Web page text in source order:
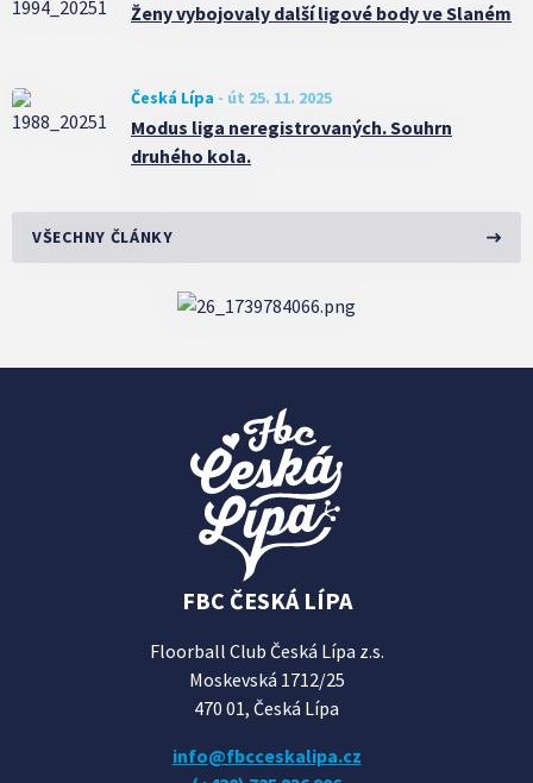
Ženy vybojovaly další ligové body ve Slaném
Česká Lípa - út 25. 11. 2025
Modus liga neregistrovaných. Souhrn
druhého kola.
VŠECHNY ČLÁNKY
FBC ČESKÁ LÍPA
Floorball Club Česká Lípa z.s.
Moskevská 1712/25
470 01, Česká Lípa
info@fbcceskalipa.cz